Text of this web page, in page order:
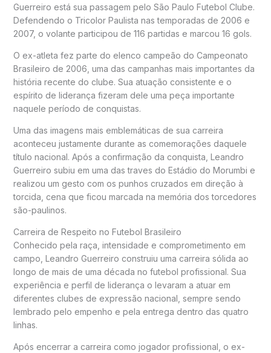
Guerreiro está sua passagem pelo São Paulo Futebol Clube.
Defendendo o Tricolor Paulista nas temporadas de 2006 e
2007, o volante participou de 116 partidas e marcou 16 gols.
O ex-atleta fez parte do elenco campeão do Campeonato
Brasileiro de 2006, uma das campanhas mais importantes da
história recente do clube. Sua atuação consistente e o
espírito de liderança fizeram dele uma peça importante
naquele período de conquistas.
Uma das imagens mais emblemáticas de sua carreira
aconteceu justamente durante as comemorações daquele
título nacional. Após a confirmação da conquista, Leandro
Guerreiro subiu em uma das traves do Estádio do Morumbi e
realizou um gesto com os punhos cruzados em direção à
torcida, cena que ficou marcada na memória dos torcedores
são-paulinos.
Carreira de Respeito no Futebol Brasileiro
Conhecido pela raça, intensidade e comprometimento em
campo, Leandro Guerreiro construiu uma carreira sólida ao
longo de mais de uma década no futebol profissional. Sua
experiência e perfil de liderança o levaram a atuar em
diferentes clubes de expressão nacional, sempre sendo
lembrado pelo empenho e pela entrega dentro das quatro
linhas.
Após encerrar a carreira como jogador profissional, o ex-